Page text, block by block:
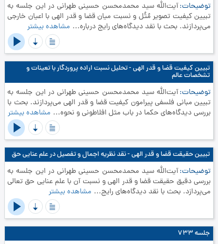
توضیحات آیت‌الله سید محمدمحسن حسینی طهرانی در این جلسه به
تبیین کیفیت تصویر مُثُل و نسبت میان قضا و قدر الهی با اعیان خارجی
می‌پردازند. بحث با نقد دیدگاه‌های رایج درباره... مشاهده بیشتر
تبیین کیفیت قضا و قدر الهی - تحلیل نسبت اراده پروردگار با تعینات و
تشخصات عالم
توضیحات آیت‌الله سید محمدمحسن حسینی طهرانی در این جلسه به
تبیین مبانی فلسفی پیرامون کیفیت قضا و قدر الهی می‌پردازند. بحث با
بررسی دیدگاه‌های حکما در باب مثل افلاطونی و نحوه... مشاهده بیشتر
تبیین حقیقت قضا و قدر الهی - نقد نظریه اجمال و تفصیل در علم عنایی حق
توضیحات آیت‌الله سید محمدمحسن حسینی طهرانی در این جلسه به
بررسی دقیق حقیقت قضا و قدر الهی و نسبت آن با علم عنایی حق تعالی
می‌پردازد. بحث با نقد دیدگاه‌های رایج... مشاهده بیشتر
جلسه ۷۳۳